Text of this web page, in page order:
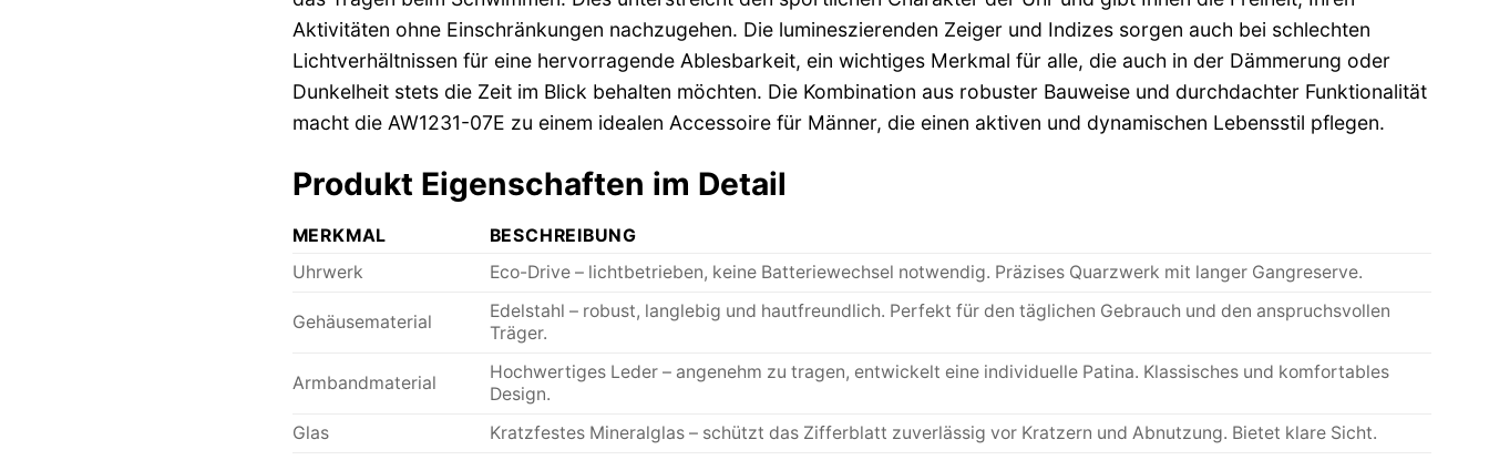
Aktivitäten ohne Einschränkungen nachzugehen. Die lumineszierenden Zeiger und Indizes sorgen auch bei schlechten
Lichtverhältnissen für eine hervorragende Ablesbarkeit, ein wichtiges Merkmal für alle, die auch in der Dämmerung oder
Dunkelheit stets die Zeit im Blick behalten möchten. Die Kombination aus robuster Bauweise und durchdachter Funktionalität
macht die AW1231-07E zu einem idealen Accessoire für Männer, die einen aktiven und dynamischen Lebensstil pflegen.
Produkt Eigenschaften im Detail
MERKMAL
BESCHREIBUNG
Uhrwerk
Eco-Drive – lichtbetrieben, keine Batteriewechsel notwendig. Präzises Quarzwerk mit langer Gangreserve.
Gehäusematerial
Edelstahl – robust, langlebig und hautfreundlich. Perfekt für den täglichen Gebrauch und den anspruchsvollen
Träger.
Armbandmaterial
Hochwertiges Leder – angenehm zu tragen, entwickelt eine individuelle Patina. Klassisches und komfortables
Design.
Glas
Kratzfestes Mineralglas – schützt das Zifferblatt zuverlässig vor Kratzern und Abnutzung. Bietet klare Sicht.